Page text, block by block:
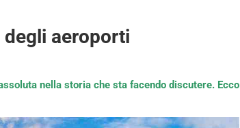
degli aeroporti
nella storia che sta facendo discutere. Ecco